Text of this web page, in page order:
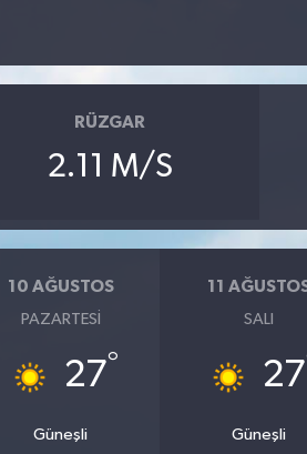
RÜZGAR
2.11 M/S
10 AĞUSTOS
PAZARTESI
27°
Güneşli
11
SALI
27
Güneşli